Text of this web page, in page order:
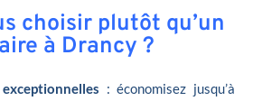
choisir plutôt qu’un
à Drancy ?
: économisez jusqu’à